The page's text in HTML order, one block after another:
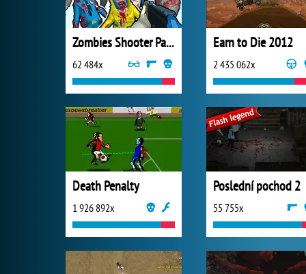
Zombies Shooter Part 1
62 484x
Earn to Die 2012
2 435 062x
Death Penalty
1 926 892x
Poslední pochod 2
55 755x